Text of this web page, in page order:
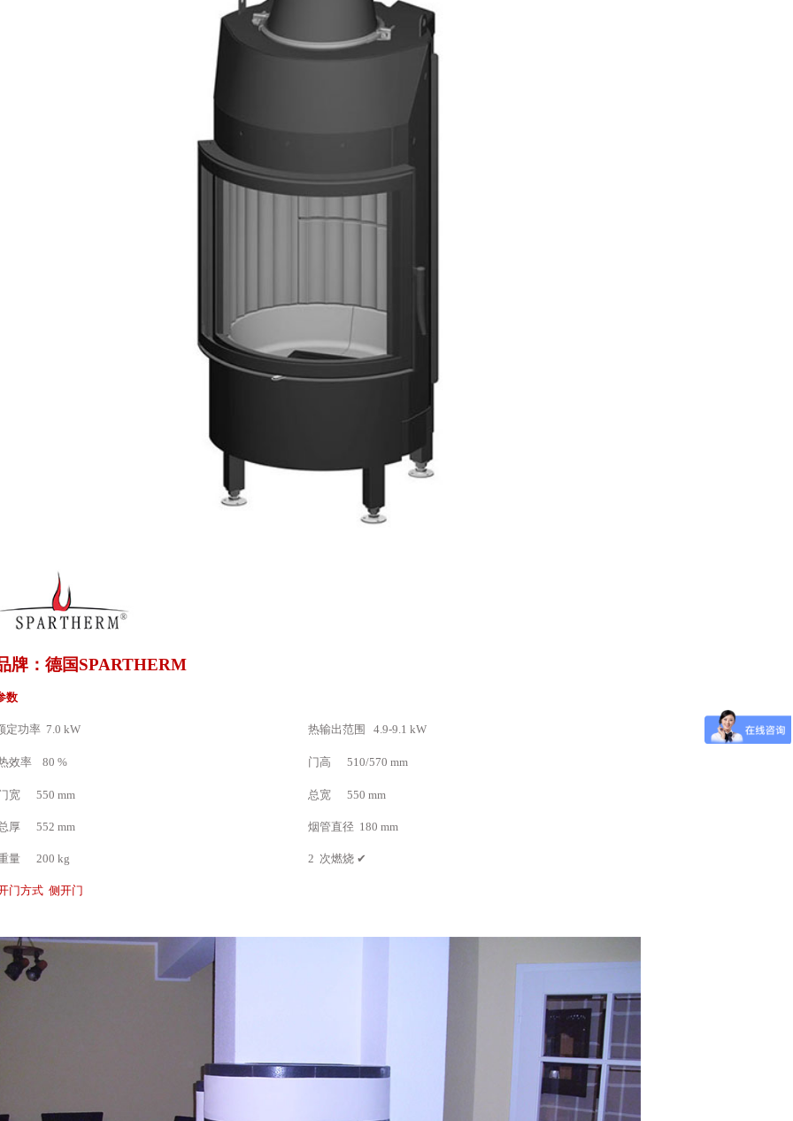
牌：德国SPARTHERM
数
定功率 7.0 kW 热输出范围 4.9-9.1 kW
效率 80 % 门高 510/570 mm
宽 550 mm 总宽 550 mm
厚 552 mm 烟管直径 180 mm
量 200 kg 2 次燃烧 ✔
门方式 侧开门